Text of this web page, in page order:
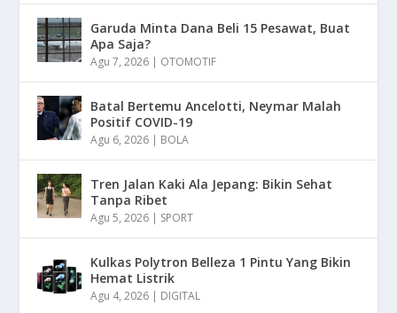
Garuda Minta Dana Beli 15 Pesawat, Buat
Apa Saja?
Agu 7, 2026 | OTOMOTIF
Batal Bertemu Ancelotti, Neymar Malah
Positif COVID-19
Agu 6, 2026 | BOLA
Tren Jalan Kaki Ala Jepang: Bikin Sehat
Tanpa Ribet
Agu 5, 2026 | SPORT
Kulkas Polytron Belleza 1 Pintu Yang Bikin
Hemat Listrik
Agu 4, 2026 | DIGITAL